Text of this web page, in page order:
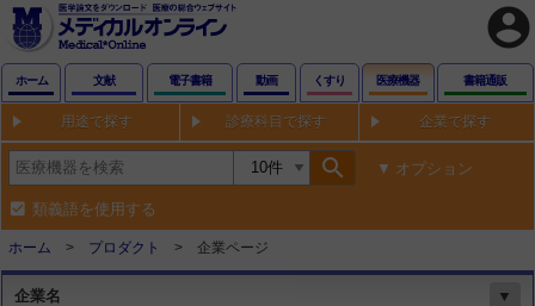
account_circle
ホーム 文献 電子書籍 動画 くすり 医療機器 書籍通販
用途で探す 診療科目で探す 企業で探す
search オプション
類義語を使用する
ホーム プロダクト 企業ページ
企業名 ▼